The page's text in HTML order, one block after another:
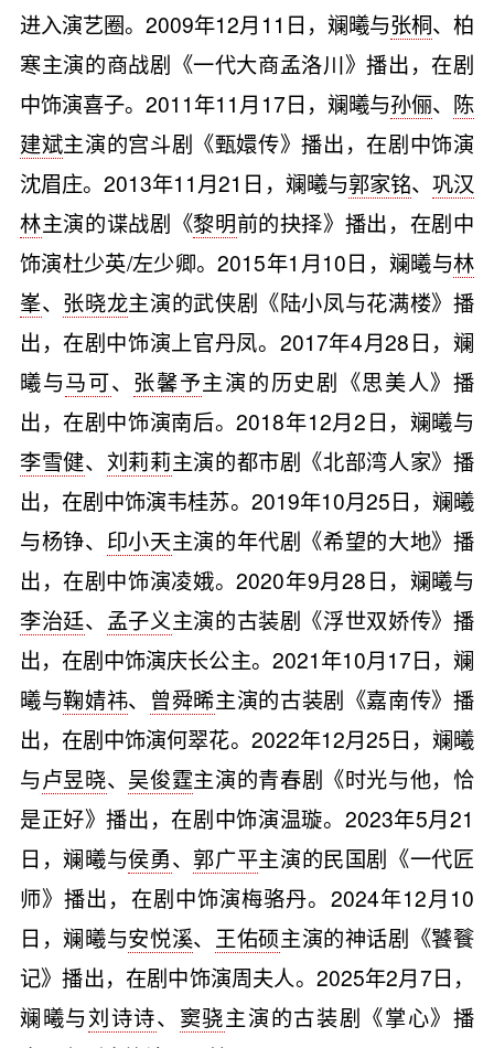
进入演艺圈。2009年12月11日，斓曦与张桐、柏
寒主演的商战剧《一代大商孟洛川》播出，在剧
中饰演喜子。2011年11月17日，斓曦与孙俪、 陈
建斌主演的宫斗剧《甄嬛传》播出，在剧中饰演
沈眉庄。2013年11月21日，斓曦与郭家铭、巩汉
林主演的谍战剧《黎明前的抉择》播出，在剧中
饰演杜少英/左少卿。2015年1月10日，斓曦与林
峯、 张晓龙主演的武侠剧《陆小凤与花满楼》播
出，在剧中饰演上官丹凤。2017年4月28日，斓
曦与马可、 张馨予主演的历史剧《思美人》播
出，在剧中饰演南后。2018年12月2日，斓曦与
李雪健、 刘莉莉主演的都市剧《北部湾人家》播
出，在剧中饰演韦桂苏。2019年10月25日，斓曦
与杨铮、 印小天主演的年代剧《希望的大地》播
出，在剧中饰演凌娥。2020年9月28日，斓曦与
李治廷、 孟子义主演的古装剧《浮世双娇传》播
出，在剧中饰演庆长公主。2021年10月17日，斓
曦与鞠婧祎、 曾舜晞主演的古装剧《嘉南传》播
出，在剧中饰演何翠花。2022年12月25日，斓曦
与卢昱晓、 吴俊霆主演的青春剧《时光与他，恰
是正好》播出，在剧中饰演温璇。2023年5月21
日，斓曦与侯勇、郭广平主演的民国剧《一代匠
师》播出，在剧中饰演梅骆丹。2024年12月10
日，斓曦与安悦溪、 王佑硕主演的神话剧《饕餮
记》播出，在剧中饰演周夫人。2025年2月7日，
斓曦与刘诗诗、 窦骁主演的古装剧《掌心》播